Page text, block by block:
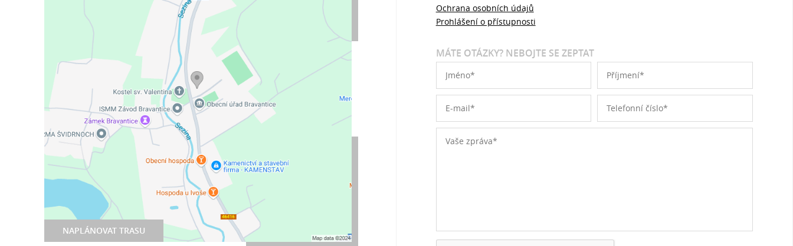
NAPLÁNOVAT TRASU
Ochrana osobních údajů
Prohlášení o přístupnosti
MÁTE OTÁZKY? NEBOJTE SE ZEPTAT